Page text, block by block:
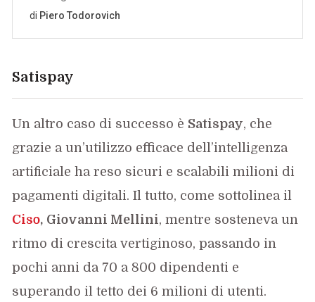
Satispay
Un altro caso di successo è Satispay, che
grazie a un’utilizzo efficace dell’intelligenza
artificiale ha reso sicuri e scalabili milioni di
pagamenti digitali. Il tutto, come sottolinea il
Ciso, Giovanni Mellini, mentre sosteneva un
ritmo di crescita vertiginoso, passando in
pochi anni da 70 a 800 dipendenti e
superando il tetto dei 6 milioni di utenti.